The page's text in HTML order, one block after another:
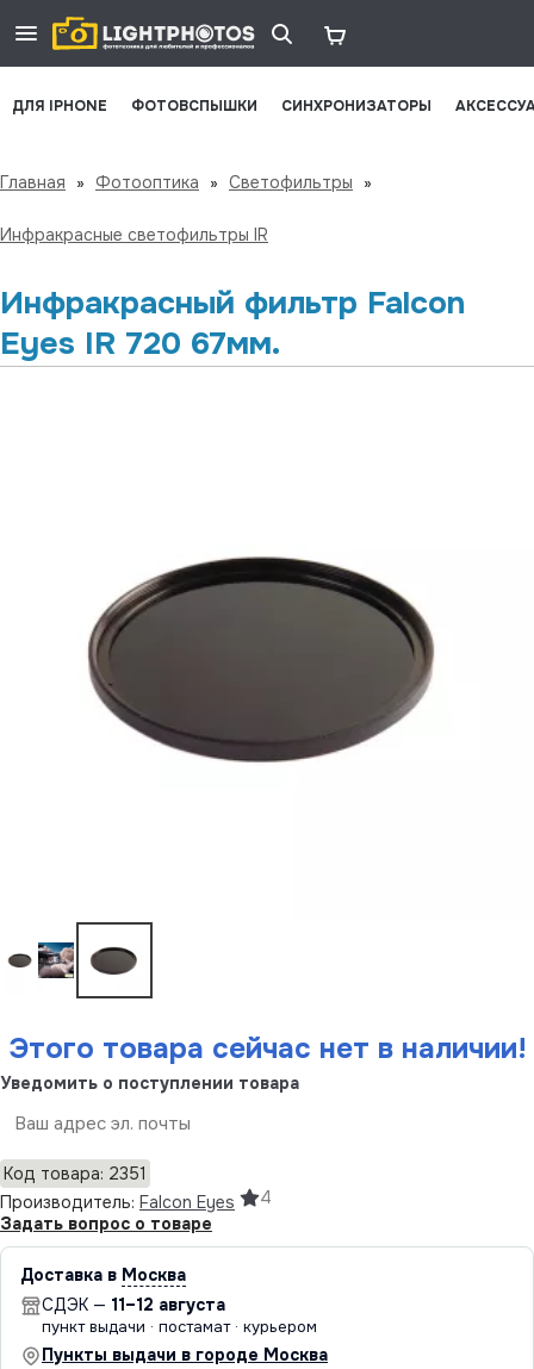
ДЛЯ IPHONE ФОТОВСПЫШКИ СИНХРОНИЗАТОРЫ
Главная » Фотооптика » Светофильтры »
Инфракрасные светофильтры IR
Инфракрасный фильтр Falcon
Eyes IR 720 67мм.
Этого товара сейчас нет в наличии!
Уведомить о поступлении товара
Код товара: 2351
Производитель: Falcon Eyes
4
Задать вопрос о товаре
Доставка в Москва
СДЭК — 11–12 августа
пункт выдачи · постамат · курьером
Пункты выдачи в городе Москва